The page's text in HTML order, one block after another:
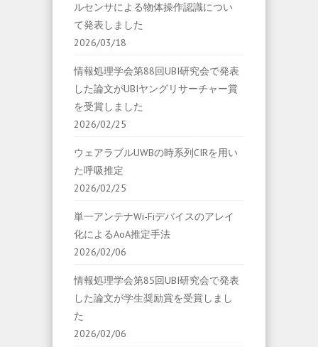
ルセンサによる物体操作認識につい
て発表しました
2026/03/18
情報処理学会第88回UBI研究会で発表
した論文がUBIヤングリサーチャー賞
を受賞しました
2026/02/25
ウェアラブルUWBの時系列CIRを用い
た呼吸推定
2026/02/25
単一アンテナWi-Fiデバイスのアレイ
化によるAoA推定手法
2026/02/06
情報処理学会第85回UBI研究会で発表
した論文が学生奨励賞を受賞しまし
た
2026/02/06